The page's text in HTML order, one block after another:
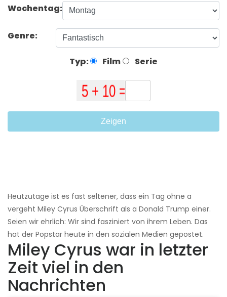
Wochentag:
Genre:
Typ: Film Serie
Zeigen
Heutzutage ist es fast seltener, dass ein Tag ohne a
vergeht Miley Cyrus Überschrift als a Donald Trump einer.
Seien wir ehrlich: Wir sind fasziniert von ihrem Leben. Das
hat der Popstar heute in den sozialen Medien gepostet.
Miley Cyrus war in letzter
Zeit viel in den
Nachrichten